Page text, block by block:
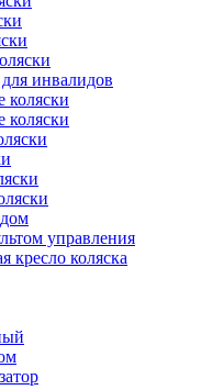
инвалидов
коляски
коляски
управления
кресло коляска